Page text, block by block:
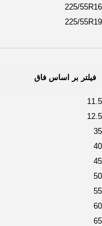
225/55R16
225/55R19
235/70R16
235/75R15
235/80R17
245/45ZR19
245/50R18
245/50R20
245/60R18
245/65R17
245/70R17
255/40ZR19
فیلتر بر اساس فاق
11.5
12.5
35
40
45
50
55
60
65